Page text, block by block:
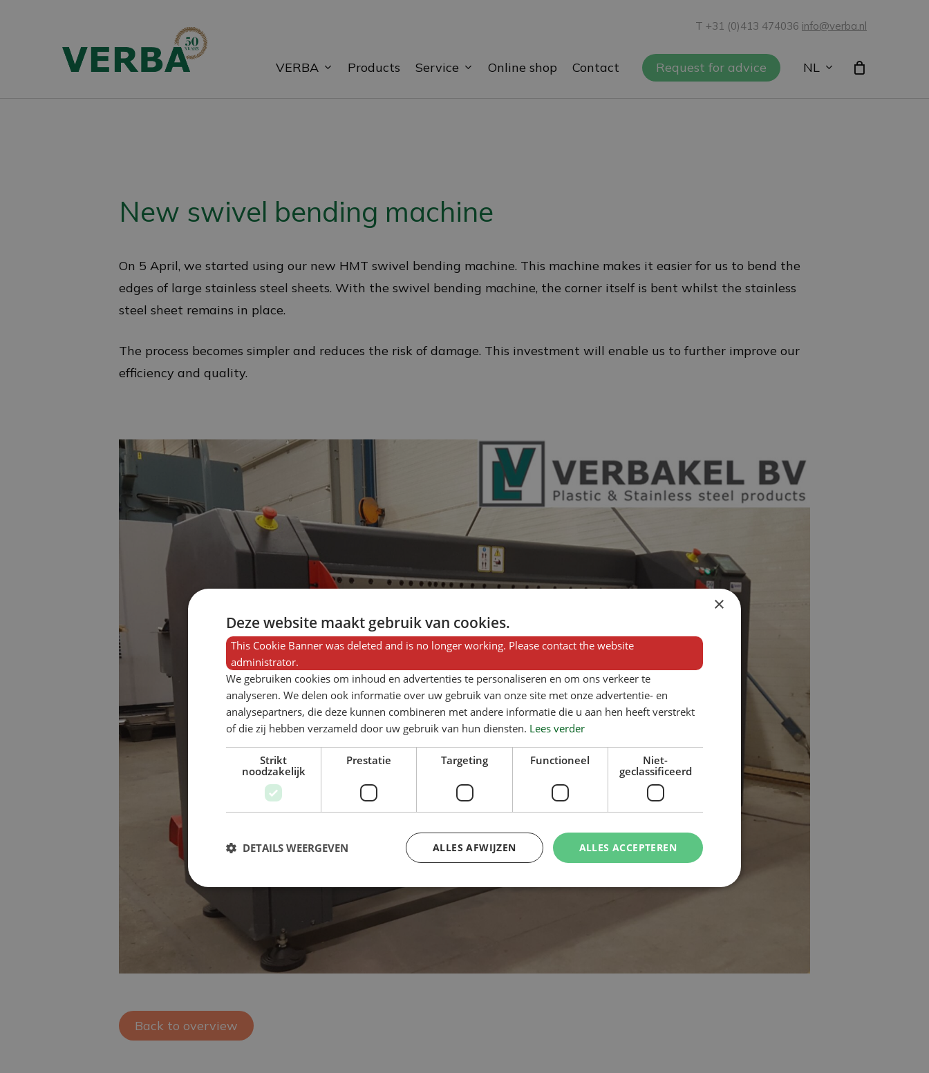
T +31 (0)413 474036 info@verba.nl
VERBA Products Service Online shop Contact Request for advice NL
New swivel bending machine
On 5 April, we started using our new HMT swivel bending machine. This machine makes it easier for us to bend the
edges of large stainless steel sheets. With the swivel bending machine, the corner itself is bent whilst the stainless
steel sheet remains in place.
The process becomes simpler and reduces the risk of damage. This investment will enable us to further improve our
efficiency and quality.
Back to overview
×
Deze website maakt gebruik van cookies.
This Cookie Banner was deleted and is no longer working. Please contact the website
administrator.
We gebruiken cookies om inhoud en advertenties te personaliseren en om ons verkeer te
analyseren. We delen ook informatie over uw gebruik van onze site met onze advertentie- en
analysepartners, die deze kunnen combineren met andere informatie die u aan hen heeft verstrekt
of die zij hebben verzameld door uw gebruik van hun diensten. Lees verder
Strikt
noodzakelijk
Prestatie Targeting Functioneel
Niet-
geclassificeerd
ALLES ACCEPTEREN
ALLES AFWIJZEN
DETAILS WEERGEVEN